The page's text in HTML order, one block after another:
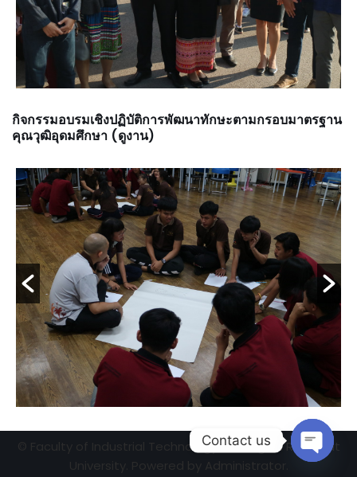
กิจกรรมอบรมเชิงปฏิบัติการพัฒนาทักษะตามกรอบมาตรฐาน
คุณวุฒิอุดมศึกษา (ดูงาน)
© Faculty of Industrial Technology, ChiangRai Rajabhat
University. Powered by Administrator.
Contact us